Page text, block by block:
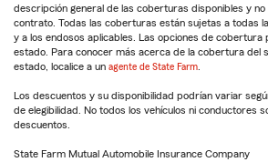
descripción general de las coberturas disponibles y no
contrato. Todas las coberturas están sujetas a todas
y a los endosos aplicables. Las opciones de cobertura
estado. Para conocer más acerca de la cobertura del
estado, localice a un agente de State Farm
Los descuentos y su disponibilidad podrían variar
de elegibilidad. No todos los vehículos ni conductores
descuentos.
State Farm Mutual Automobile Insurance Company